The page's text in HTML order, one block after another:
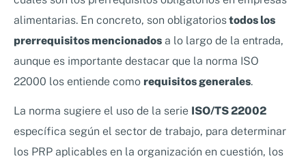
alimentarias. En concreto, son obligatoriostodos los
prerrequisitos mencionados a lo largo de la entrada,
aunque es importante destacar que la norma ISO
22000 los entiende como requisitos generales.
La norma sugiere el uso de la serie ISO/TS 22002
específica según el sector de trabajo, para determinar
los PRP aplicables en la organización en cuestión, los